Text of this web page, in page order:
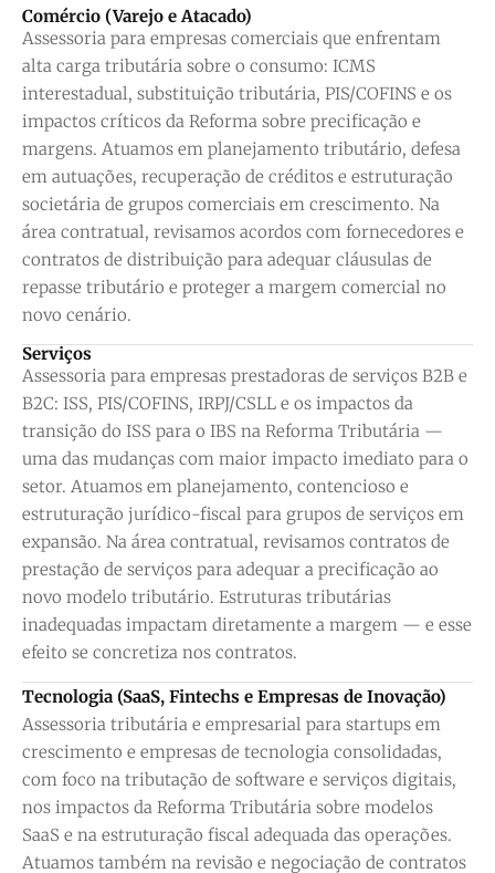
Comércio (Varejo e Atacado)
Assessoria para empresas comerciais que enfrentam
alta carga tributária sobre o consumo: ICMS
interestadual, substituição tributária, PIS/COFINS e os
impactos críticos da Reforma sobre precificação e
margens. Atuamos em planejamento tributário, defesa
em autuações, recuperação de créditos e estruturação
societária de grupos comerciais em crescimento. Na
área contratual, revisamos acordos com fornecedores e
contratos de distribuição para adequar cláusulas de
repasse tributário e proteger a margem comercial no
novo cenário.
Serviços
Assessoria para empresas prestadoras de serviços B2B e
B2C: ISS, PIS/COFINS, IRPJ/CSLL e os impactos da
transição do ISS para o IBS na Reforma Tributária —
uma das mudanças com maior impacto imediato para o
setor. Atuamos em planejamento, contencioso e
estruturação jurídico-fiscal para grupos de serviços em
expansão. Na área contratual, revisamos contratos de
prestação de serviços para adequar a precificação ao
novo modelo tributário. Estruturas tributárias
inadequadas impactam diretamente a margem — e esse
efeito se concretiza nos contratos.
Tecnologia (SaaS, Fintechs e Empresas de Inovação)
Assessoria tributária e empresarial para startups em
crescimento e empresas de tecnologia consolidadas,
com foco na tributação de software e serviços digitais,
nos impactos da Reforma Tributária sobre modelos
SaaS e na estruturação fiscal adequada das operações.
Atuamos também na revisão e negociação de contratos